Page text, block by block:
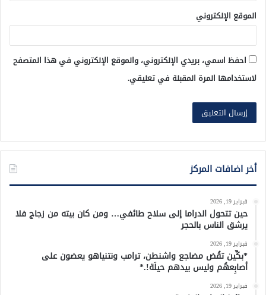
الموقع الإلكتروني
احفظ اسمي، بريدي الإلكتروني، والموقع الإلكتروني في هذا المتصفح
لاستخدامها المرة المقبلة في تعليقي.
أخر اضافات المركز
فبراير 19, 2026
حين تتحول الدراما إلى سلاح طائفي… ومن كان بيته من زجاج فلا
يرشق الناس بالحجر
فبراير 19, 2026
*بكِّين تقُض مضاجع واشنطن، ترامب ونتنياهو يعضون على
أصابِعهُم وليس بيدهم حيلَة!.*
فبراير 19, 2026